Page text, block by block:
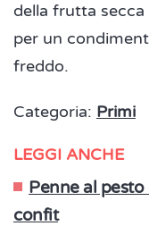
della frutta
per un
freddo.
Categoria: Primi
LEGGI ANCHE
Penne al
confit